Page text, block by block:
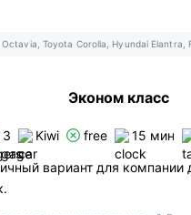
Octavia, Toyota Corolla, Hyundai Elantra,
Эконом класс
3 Kiwi free 15 мин
вариант для компании